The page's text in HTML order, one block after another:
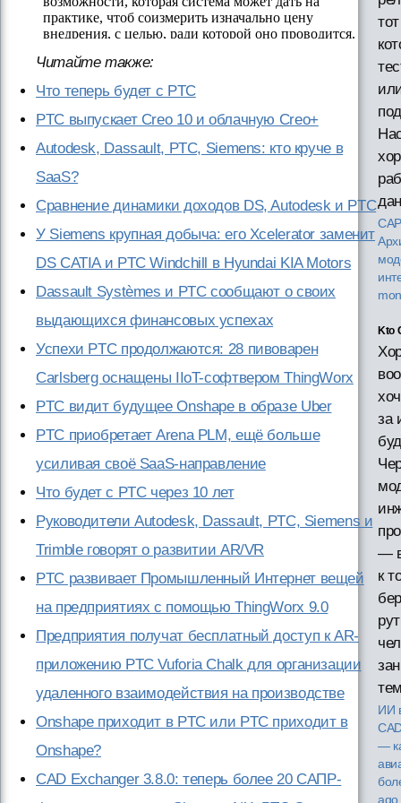
Читайте также:
Что теперь будет с PTC
PTC выпускает Creo 10 и облачную Creo+
Autodesk, Dassault, PTC, Siemens: кто круче в
SaaS?
Сравнение динамики доходов DS, Autodesk и PTC
У Siemens крупная добыча: его Xcelerator заменит
DS CATIA и PTC Windchill в Hyundai KIA Motors
Dassault Systèmes и PTC сообщают о своих
выдающихся финансовых успехах
Успехи PTC продолжаются: 28 пивоварен
Carlsberg оснащены IIoT-софтвером ThingWorx
PTC видит будущее Onshape в образе Uber
PTC приобретает Arena PLM, ещё больше
усиливая своё SaaS-направление
Что будет с PTC через 10 лет
Руководители Autodesk, Dassault, PTC, Siemens и
Trimble говорят о развитии AR/VR
PTC развивает Промышленный Интернет вещей
на предприятиях с помощью ThingWorx 9.0
Предприятия получат бесплатный доступ к AR-
приложению PTC Vuforia Chalk для организации
удаленного взаимодействия на производстве
Onshape приходит в PTC или PTC приходит в
Onshape?
CAD Exchanger 3.8.0: теперь более 20 САПР-
Kto
за
—
к
ИИ
—
ago